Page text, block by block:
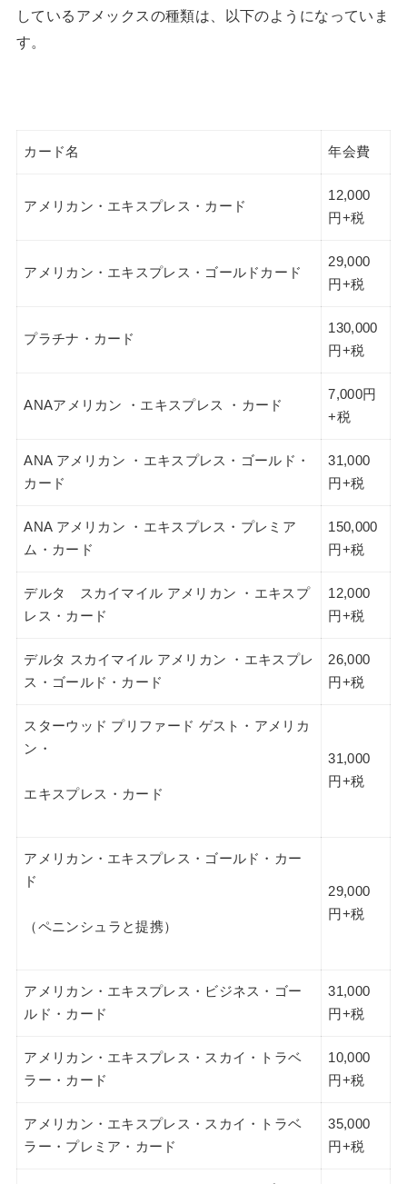
しているアメックスの種類は、以下のようになっていま
す。
カード名 年会費
アメリカン・エキスプレス・カード
12,000
円+税
アメリカン・エキスプレス・ゴールドカード
29,000
円+税
プラチナ・カード
130,000
円+税
ANAアメリカン ・エキスプレス ・カード
7,000円
+税
ANA アメリカン
・エキスプレス・ゴールド・
カード
31,000
円+税
ANA アメリカン
・エキスプレス・プレミア
ム・カード
150,000
円+税
デルタ スカイマイル アメリカン
・エキスプ
レス・カード
12,000
円+税
デルタ スカイマイル アメリカン
・エキスプレ
ス・ゴールド・カード
26,000
円+税
スターウッド プリファード ゲスト・アメリカ
ン・
エキスプレス・カード
31,000
円+税
アメリカン・エキスプレス・ゴールド・カー
ド
（ペニンシュラと提携）
29,000
円+税
アメリカン・エキスプレス・ビジネス・ゴー
ルド・カード
31,000
円+税
アメリカン・エキスプレス・スカイ・トラベ
ラー・カード
10,000
円+税
アメリカン・エキスプレス・スカイ・トラベ
ラー・プレミア・カード
35,000
円+税